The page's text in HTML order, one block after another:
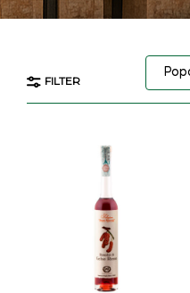
FILTER